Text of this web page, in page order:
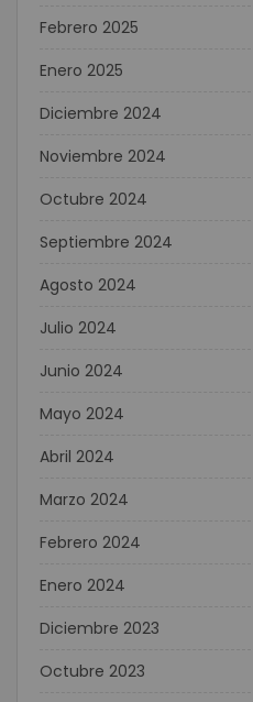
Febrero 2025
Enero 2025
Diciembre 2024
Noviembre 2024
Octubre 2024
Septiembre 2024
Agosto 2024
Julio 2024
Junio 2024
Mayo 2024
Abril 2024
Marzo 2024
Febrero 2024
Enero 2024
Diciembre 2023
Octubre 2023